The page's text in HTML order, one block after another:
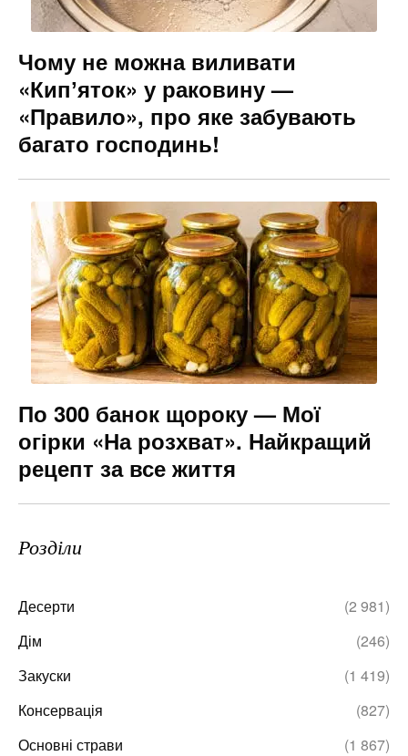
Чому не можна виливати
«Кипʼяток» у раковину —
«Правило», про яке забувають
багато господинь!
По 300 банок щороку — Мої
огірки «На розхват». Найкращий
рецепт за все життя
Розділи
Десерти
(2 981)
Дім
(246)
Закуски
(1 419)
Консервація
(827)
Основні страви
(1 867)